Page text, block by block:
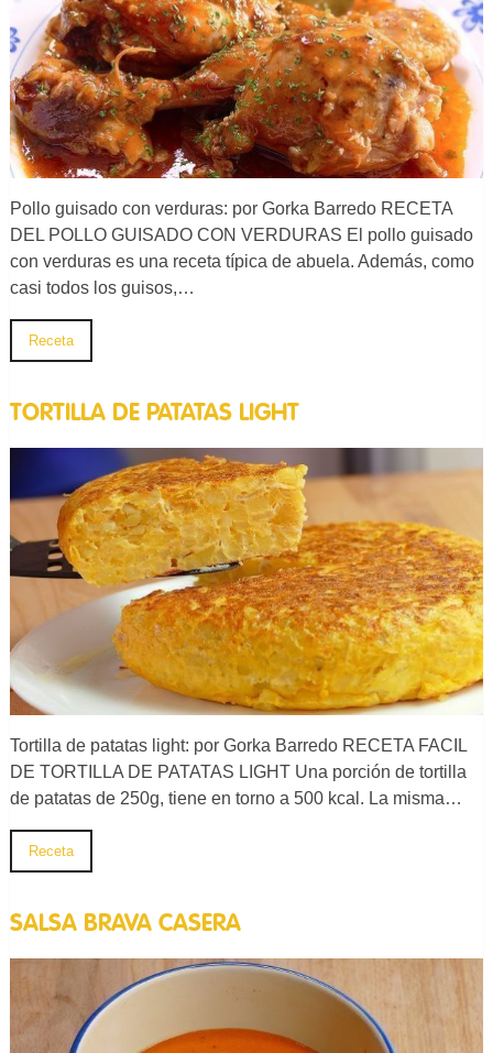
Pollo guisado con verduras: por Gorka Barredo RECETA
DEL POLLO GUISADO CON VERDURAS El pollo guisado
con verduras es una receta típica de abuela. Además, como
casi todos los guisos,…
Receta
TORTILLA DE PATATAS LIGHT
Tortilla de patatas light: por Gorka Barredo RECETA FACIL
DE TORTILLA DE PATATAS LIGHT Una porción de tortilla
de patatas de 250g, tiene en torno a 500 kcal. La misma…
Receta
SALSA BRAVA CASERA